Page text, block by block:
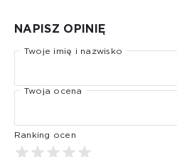
NAPISZ OPINIĘ
Twoje imię i nazwisko
Twoja ocena
Ranking ocen